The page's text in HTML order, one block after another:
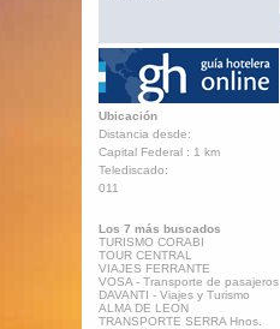
Ubicación
Distancia desde:
Capital Federal : 1 km
Telediscado:
011
Los 7 más buscados
TURISMO CORABI
TOUR CENTRAL
VIAJES FERRANTE
VOSA - Transporte de pasajeros
DAVANTI - Viajes y Turismo
ALMA DE LEON
TRANSPORTE SERRA Hnos.